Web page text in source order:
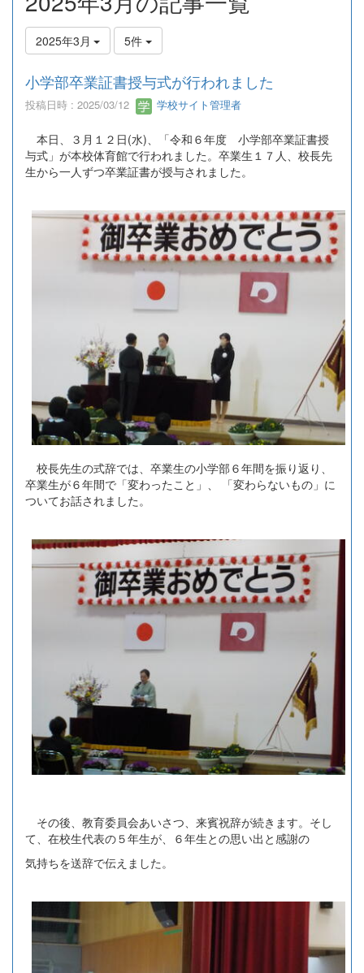
2025年3月 5件
小学部卒業証書授与式が行われました
投稿日時 : 2025/03/12 学校サイト管理者
本日、３月１２日(水)、「令和６年度 小学部卒業証書授
与式」が本校体育館で行われました。卒業生１７人、校長先
生から一人ずつ卒業証書が授与されました。
校長先生の式辞では、卒業生の小学部６年間を振り返り、
卒業生が６年間で「変わったこと」、 「変わらないもの」に
ついてお話されました。
その後、教育委員会あいさつ、来賓祝辞が続きます。そし
て、在校生代表の５年生が、６年生との思い出と感謝の
気持ちを送辞で伝えました。